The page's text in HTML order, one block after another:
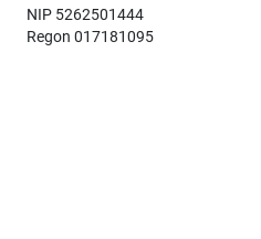
NIP 5262501444
Regon 017181095